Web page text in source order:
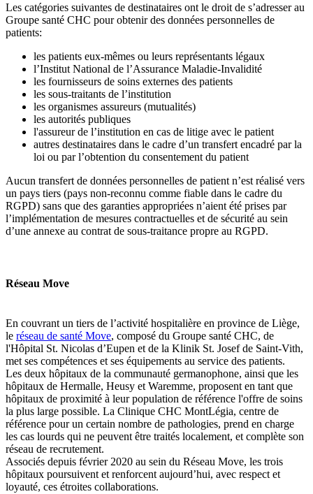
Les catégories suivantes de destinataires ont le droit de s’adresser au
Groupe santé CHC pour obtenir des données personnelles de
patients:
les patients eux-mêmes ou leurs représentants légaux
l’Institut National de l’Assurance Maladie-Invalidité
les fournisseurs de soins externes des patients
les sous-traitants de l’institution
les organismes assureurs (mutualités)
les autorités publiques
l'assureur de l’institution en cas de litige avec le patient
autres destinataires dans le cadre d’un transfert encadré par la
loi ou par l’obtention du consentement du patient
Aucun transfert de données personnelles de patient n’est réalisé vers
un pays tiers (pays non-reconnu comme fiable dans le cadre du
RGPD) sans que des garanties appropriées n’aient été prises par
l’implémentation de mesures contractuelles et de sécurité au sein
d’une annexe au contrat de sous-traitance propre au RGPD.
Réseau Move
En couvrant un tiers de l’activité hospitalière en province de Liège,
le réseau de santé Move, composé du Groupe santé CHC, de
l'Hôpital St. Nicolas d’Eupen et de la Klinik St. Josef de Saint-Vith,
met ses compétences et ses équipements au service des patients.
Les deux hôpitaux de la communauté germanophone, ainsi que les
hôpitaux de Hermalle, Heusy et Waremme, proposent en tant que
hôpitaux de proximité à leur population de référence l'offre de soins
la plus large possible. La Clinique CHC MontLégia, centre de
référence pour un certain nombre de pathologies, prend en charge
les cas lourds qui ne peuvent être traités localement, et complète son
réseau de recrutement.
Associés depuis février 2020 au sein du Réseau Move, les trois
hôpitaux poursuivent et renforcent aujourd’hui, avec respect et
loyauté, ces étroites collaborations.